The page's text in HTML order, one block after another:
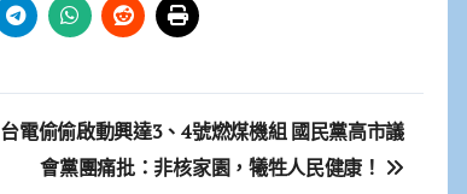
台電偷偷啟動興達3、4號燃煤機組 國民黨高市議
會黨團痛批：非核家園，犧牲人民健康！